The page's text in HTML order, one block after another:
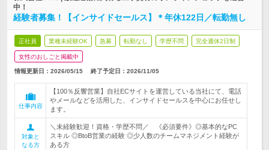
中！
経験者募集！【インサイドセールス】＊年休122日／転勤無し
正社員 業種未経験OK 急募 転勤なし 学歴不問 完全週休2日制
女性のおしごと掲載中
情報更新日：2026/05/15 終了予定日： 2026/11/05
仕事内容
【100％反響営業】自社ECサイトを運営している当社にて、電話
やメールなどを活用した、インサイドセールスを中心にお任せし
ます。
対象と
なる方
＼未経験歓迎！資格・学歴不問／ 《必須要件》◎基本的なPC
スキル ◎BtoB営業の経験 ◎少人数のチームマネジメント経験が
ある方